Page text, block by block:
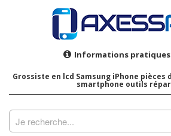
Informations pratiques
Grossiste en lcd Samsung iPhone pièces
smartphone outils